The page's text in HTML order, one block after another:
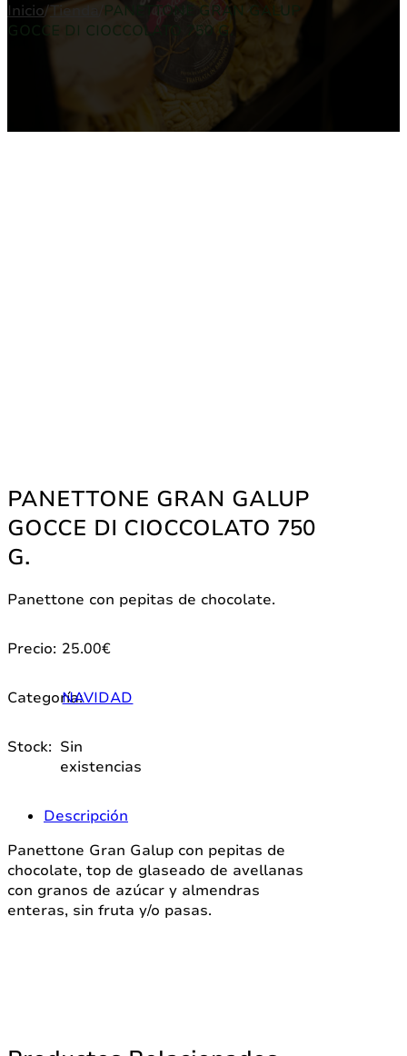
Inicio/Tienda
PANETTONE GRAN GALUP
GOCCE DI CIOCCOLATO 750 G.
PANETTONE GRAN GALUP
GOCCE DI CIOCCOLATO 750
G.
Panettone con pepitas de chocolate.
Precio: 25.00€
Categoría:NAVIDAD
Stock: Sin
existencias
Descripción
Panettone Gran Galup con pepitas de
chocolate, top de glaseado de avellanas
con granos de azúcar y almendras
enteras, sin fruta y/o pasas.